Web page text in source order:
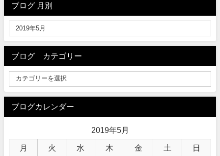
ブログ 月別
ブログ カテゴリー
ブログカレンダー
2019年5月
月 火 水 木 金 土 日